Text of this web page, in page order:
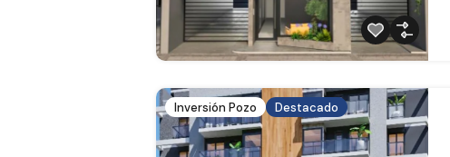
Inversión Pozo Destacado